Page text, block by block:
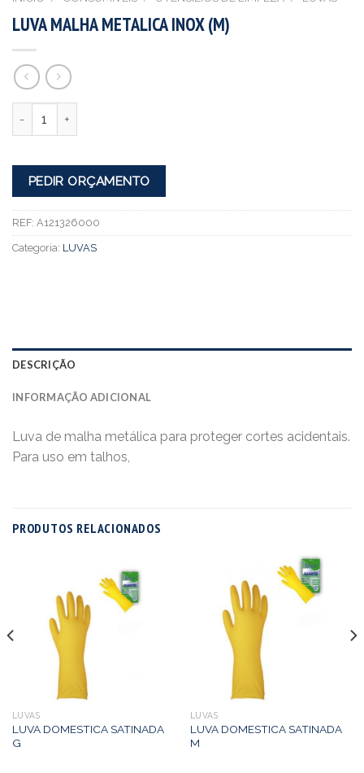
LUVA MALHA METALICA INOX (M)
PEDIR ORÇAMENTO
REF: A121326000
Categoria: LUVAS
DESCRIÇÃO
INFORMAÇÃO ADICIONAL
Luva de malha metálica para proteger cortes acidentais.
Para uso em talhos,
PRODUTOS RELACIONADOS
LUVAS
LUVA DOMESTICA SATINADA
G
LUVAS
LUVA DOMESTICA SATINADA
M